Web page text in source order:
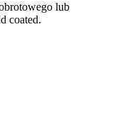
lub
coated.